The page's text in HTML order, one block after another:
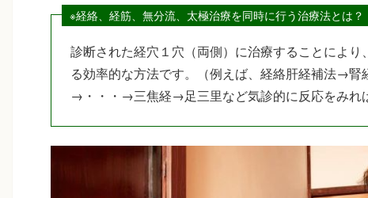
※経絡、経筋、無分流、太極治療を同時に行う治療法とは？
診断された経穴１穴（両側）に治療することによ
る効率的な方法です。（例えば、経絡肝経補法→
→・・・→三焦経→足三里など気診的に反応をみれ